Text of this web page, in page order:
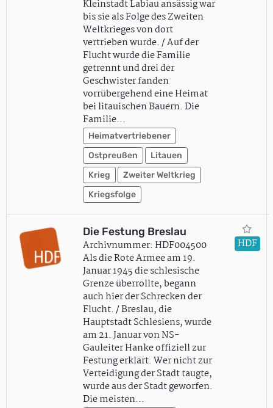
Kleinstadt Labiau ansässig war
bis sie als Folge des Zweiten
Weltkrieges von dort
vertrieben wurde. / Auf der
Flucht wurde die Familie
getrennt und drei der
Geschwister fanden
vorrübergehend eine Heimat
bei litauischen Bauern. Die
Familie…
Heimatvertriebener
Ostpreußen
Litauen
Krieg
Zweiter Weltkrieg
Kriegsfolge
Die Festung Breslau
Archivnummer: HDF004500
Als die Rote Armee am 19.
Januar 1945 die schlesische
Grenze überrollte, begann
auch hier der Schrecken der
Flucht. / Breslau, die
Hauptstadt Schlesiens, wurde
am 21. Januar von NS-
Gauleiter Hanke offiziell zur
Festung erklärt. Wer nicht zur
Verteidigung der Stadt taugte,
wurde aus der Stadt geworfen.
Die meisten…
HDF